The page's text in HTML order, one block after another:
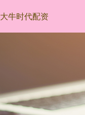
大牛时代配资